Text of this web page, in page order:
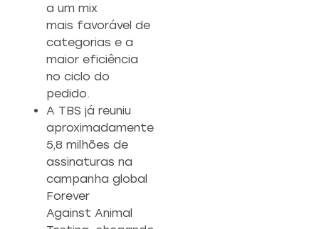
a um mix
mais favorável de
categorias e a
maior eficiência
no ciclo do
pedido.
A TBS já reuniu
aproximadamente
5,8 milhões de
assinaturas na
campanha global
Forever
Against Animal